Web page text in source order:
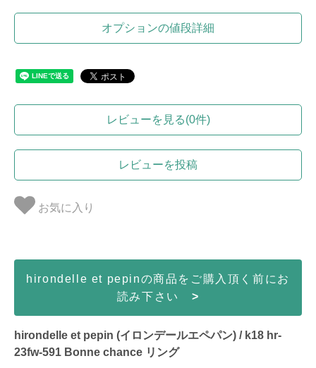
オプションの値段詳細
レビューを見る(0件)
レビューを投稿
お気に入り
hirondelle et pepinの商品をご購入頂く前にお
読み下さい >
hirondelle et pepin (イロンデールエペパン) / k18 hr-
23fw-591 Bonne chance リング